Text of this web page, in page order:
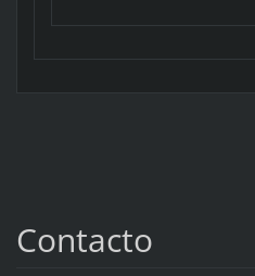
Contacto